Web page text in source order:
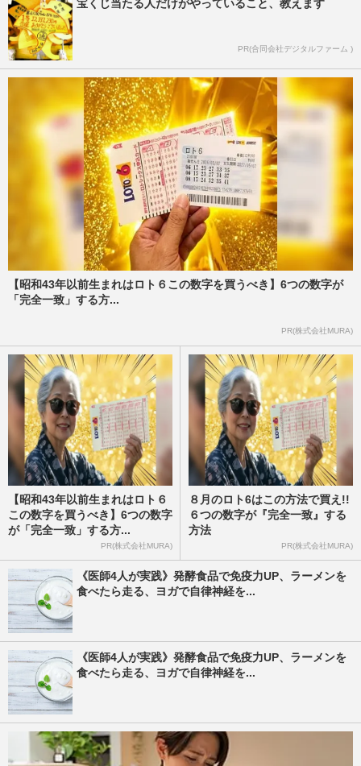
宝くじ当たる人だけがやっていること、教えます
PR(合同会社デジタルファーム )
【昭和43年以前生まれはロト６この数字を買うべき】6つの数字が
「完全一致」する方...
PR(株式会社MURA)
【昭和43年以前生まれはロト６
この数字を買うべき】6つの数字
が「完全一致」する方...
PR(株式会社MURA)
８月のロト6はこの方法で買え!!
６つの数字が『完全一致』する
方法
PR(株式会社MURA)
《医師4人が実践》発酵食品で免疫力UP、ラーメンを
食べたら走る、ヨガで自律神経を...
《医師4人が実践》発酵食品で免疫力UP、ラーメンを
食べたら走る、ヨガで自律神経を...